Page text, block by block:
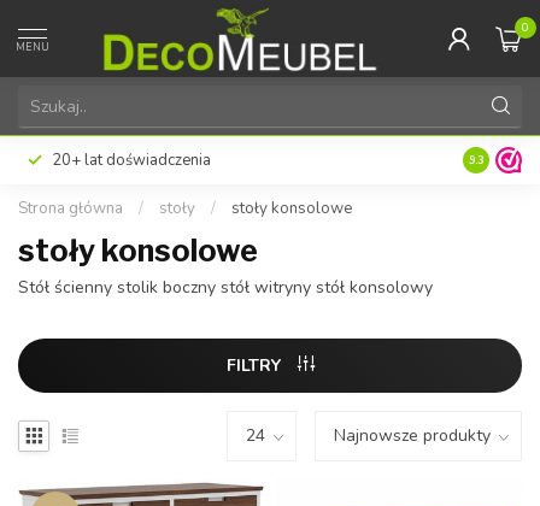
MENU
0
20+ lat doświadczenia 9.3
Strona główna / stoły / stoły konsolowe
stoły konsolowe
Stół ścienny stolik boczny stół witryny stół konsolowy
FILTRY